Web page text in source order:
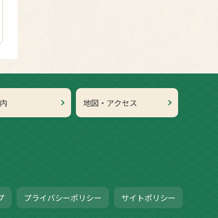
地図・アクセス
プライバシーポリシー サイトポリシー